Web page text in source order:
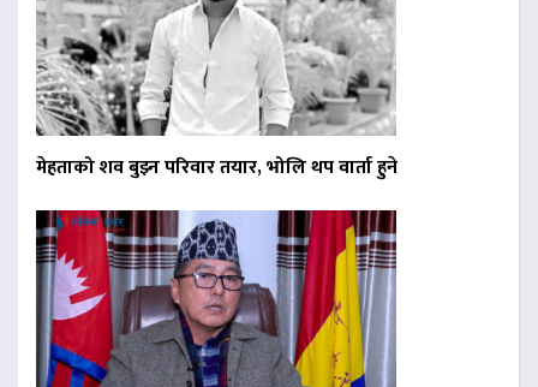
मेहताको शव बुझ्न परिवार तयार, भोलि थप वार्ता हुने